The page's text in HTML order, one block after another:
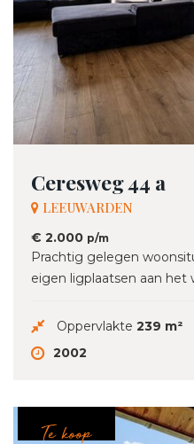
Ceresweg 44 a
LEEUWARDEN
€ 2.000 p/m
Prachtig gelegen
eigen ligplaatsen aan het
Oppervlakte 239 m²
2002
Te koop